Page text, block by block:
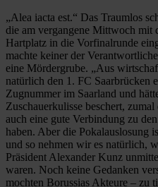
„Alea iacta est.“ Das Traumlos
die am vergangene Mittwoch mit
Hartplatz in die Vorfinalrunde
machte keiner der
eine Mördergrube. „Aus
natürlich den 1. FC Saarbrücken
Zugnummer im Saarland und
Zuschauerkulisse beschert,
auch eine gute Verbindung zu
haben. Aber die Pokalauslosung
und so nehmen wir es natürlich,
Präsident Alexander Kunz
waren. Noch keine Gedanken
mochten Borussias Akteure – zu